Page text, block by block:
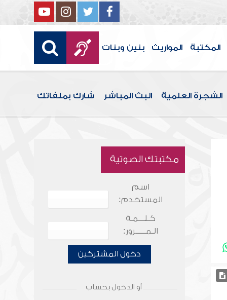
المكتبة المواريث بنين وبنات
الشجرة العلمية البث المباشر شارك بملفاتك
مكتبتك الصوتية
اسم
المستخدم:
كـلـــمـة
الـمـــــرور:
دخول المشتركين
أو الدخول بحساب